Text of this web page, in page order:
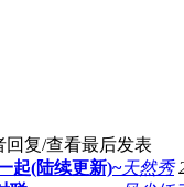
回复/查看最后发表
起(陆续更新)~天然秀